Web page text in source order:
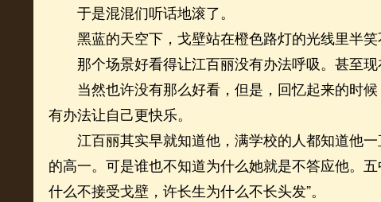
于是混混们听话地滚了。
黑蓝的天空下，戈壁站在橙色路灯的光线里半笑
那个场景好看得让江百丽没有办法呼吸。甚至现
当然也许没有那么好看，但是，回忆起来的时候
有办法让自己更快乐。
江百丽其实早就知道他，满学校的人都知道他一
的高一。可是谁也不知道为什么她就是不答应他。
什么不接受戈壁，许长生为什么不长头发”。